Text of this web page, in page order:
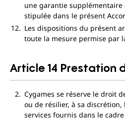
une garantie supplémentaire
stipulée dans le présent
Les dispositions du présent
toute la mesure permise par
Article 14 Prestation
Cygames se réserve le droit
ou de résilier, à sa discrétion,
services fournis dans le